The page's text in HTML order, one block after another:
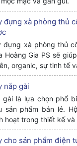
đựng xà phòng thủ
đựng xà phòng thủ
Hoàng Gia PS sẽ
organic, sự tinh tế
nắp gài
gài là lựa chọn phổ
sản phẩm bán lẻ.
hoạt trong thiết kế
cho sản phẩm điện